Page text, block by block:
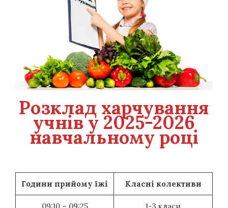
Розклад харчування
учнів у 2025-2026
навчальному році
Години прийому їжі Класні колективи